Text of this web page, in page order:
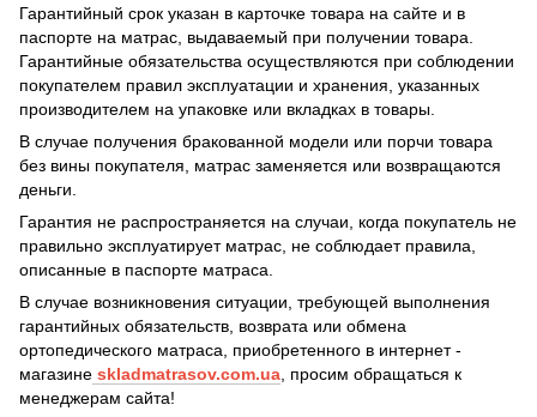
Гарантийный срок указан в карточке товара на сайте и в
паспорте на матрас, выдаваемый при получении товара.
Гарантийные обязательства осуществляются при соблюдении
покупателем правил эксплуатации и хранения, указанных
производителем на упаковке или вкладках в товары.
В случае получения бракованной модели или порчи товара
без вины покупателя, матрас заменяется или возвращаются
деньги.
Гарантия не распространяется на случаи, когда покупатель не
правильно эксплуатирует матрас, не соблюдает правила,
описанные в паспорте матраса.
В случае возникновения ситуации, требующей выполнения
гарантийных обязательств, возврата или обмена
ортопедического матраса, приобретенного в интернет -
магазине skladmatrasov.com.ua , просим обращаться к
менеджерам сайта!